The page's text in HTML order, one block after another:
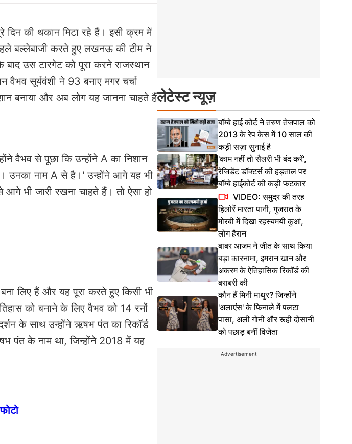
की थकान मिटा रहे हैं। इसी क्रम में
बल्लेबाजी करते हुए लखनऊ की टीम ने
उस टारगेट को पूरा करने राजस्थान
सूर्यवंशी ने 93 बनाए मगर चर्चा
बनाया और अब लोग यह जानना चाहते हैं
वैभव से पूछा कि उन्होंने A का निशान
उनका नाम A से है।' उन्होंने आगे यह भी
भी जारी रखना चाहते हैं। तो ऐसा हो
लिए हैं और यह पूरा करते हुए किसी भी
को बनाने के लिए वैभव को 14 रनों
के साथ उन्होंने ऋषभ पंत का रिकॉर्ड
पंत के नाम था, जिन्होंने 2018 में यह
लेटेस्ट न्यूज़
बॉम्बे हाई कोर्ट ने तरुण तेजपाल को
2013 के रेप केस में 10 साल की
कड़ी सज़ा सुनाई है
'काम नहीं तो सैलरी भी बंद करें',
रेजिडेंट डॉक्टर्स की हड़ताल पर
बॉम्बे हाईकोर्ट की कड़ी फटकार
VIDEO: समुद्र की तरह
हिलोरें मारता पानी, गुजरात के
मोरबी में दिखा रहस्यमयी कुआं,
लोग हैरान
बाबर आजम ने जीत के साथ किया
बड़ा कारनामा, इमरान खान और
अकरम के ऐतिहासिक रिकॉर्ड की
बराबरी की
कौन हैं मिनी माथुर? जिन्होंने
'अलाएंस' के फिनाले में पलटा
पासा, अली गोनी और रूही दोसानी
को पछाड़ बनीं विजेता
Advertisement